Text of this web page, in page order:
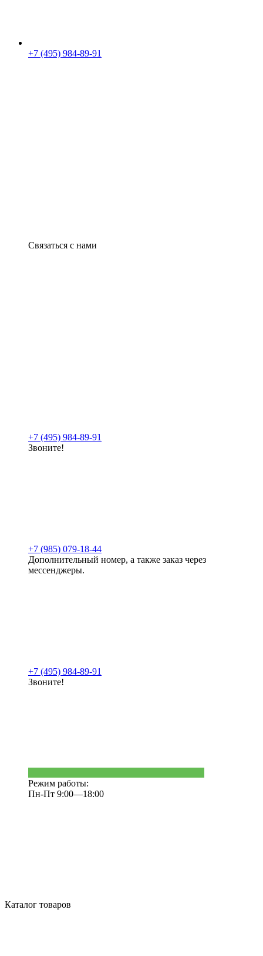
+7 (495) 984-89-91
Связаться с нами
+7 (495) 984-89-91
Звоните!
+7 (985) 079-18-44
Дополнительный номер, а также заказ через
мессенджеры.
+7 (495) 984-89-91
Звоните!
Режим работы:
Пн-Пт 9:00—18:00
Каталог товаров